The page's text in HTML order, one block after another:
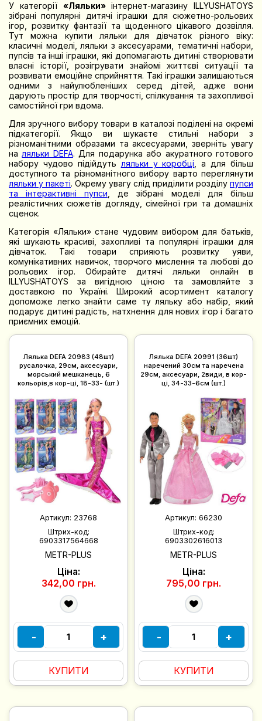
У категорії «Ляльки»інтернет-магазину ILLYUSHATOYS
зібрані популярні дитячі іграшки для сюжетно-рольових
ігор, розвитку фантазії та щоденного цікавого дозвілля.
Тут можна купити ляльки для дівчаток різного віку:
класичні моделі, ляльки з аксесуарами, тематичні набори,
пупсів та інші іграшки, які допомагають дитині створювати
власні історії, розігрувати знайомі життєві ситуації та
розвивати емоційне сприйняття. Такі іграшки залишаються
одними з найулюбленіших серед дітей, адже вони
дарують простір для творчості, спілкування та захопливої
самостійної гри вдома.
Для зручного вибору товари в каталозі поділені на окремі
підкатегорії. Якщо ви шукаєте стильні набори з
різноманітними образами та аксесуарами, зверніть увагу
наляльки DEFA. Для подарунка або акуратного готового
набору чудово підійдуть ляльки у коробці , а для більш
доступного та різноманітного вибору варто переглянути
ляльки у пакеті. Окрему увагу слід приділити розділу пупси
та інтерактивні пупси , де зібрані моделі для більш
реалістичних сюжетів догляду, сімейної гри та домашніх
сценок.
Категорія «Ляльки» стане чудовим вибором для батьків,
які шукають красиві, захопливі та популярні іграшки для
дівчаток. Такі товари сприяють розвитку уяви,
комунікативних навичок, творчого мислення та любові до
рольових ігор. Обирайте дитячі ляльки онлайн в
ILLYUSHATOYS за вигідною ціною та замовляйте з
доставкою по Україні. Широкий асортимент каталогу
допоможе легко знайти саме ту ляльку або набір, який
подарує дитині радість, натхнення для нових ігор і багато
приємних емоцій.
Лялька DEFA 20983 (48шт)
русалочка, 29см, аксесуари,
морський мешканець, 6
кольорів,в кор-ці, 18-33- (шт.)
Артикул: 23768
Штрих-код:
6903317564668
METR-PLUS
Ціна:
342,00 грн.
- +
КУПИТИ
Лялька DEFA 20991 (36шт)
наречений 30см та наречена
29см, аксесуари, 2види, в кор-
ці, 34-33-6см (шт.)
Артикул: 66230
Штрих-код:
6903302616013
METR-PLUS
Ціна:
795,00 грн.
- +
КУПИТИ